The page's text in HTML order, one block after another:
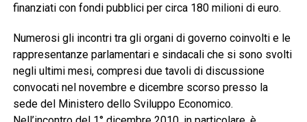
finanziati con fondi pubblici per circa 180 milioni di euro.
Numerosi gli incontri tra gli organi di governo coinvolti e le
rappresentanze parlamentari e sindacali che si sono svolti
negli ultimi mesi, compresi due tavoli di discussione
convocati nel novembre e dicembre scorso presso la
sede del Ministero dello Sviluppo Economico.